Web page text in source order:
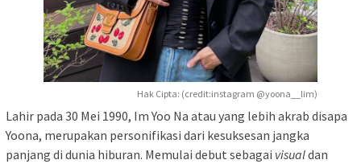
Hak Cipta: (credit:instagram @yoona__lim)
Lahir pada 30 Mei 1990, Im Yoo Na atau yang lebih akrab disapa
Yoona, merupakan personifikasi dari kesuksesan jangka
panjang di dunia hiburan. Memulai debut sebagai visualdan